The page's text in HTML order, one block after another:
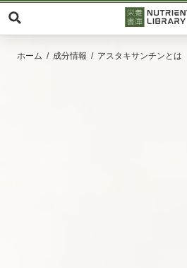
ホーム 成分情報 アスタキサンチンとは